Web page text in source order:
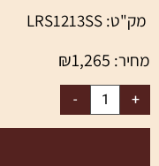
מק"ט: LRS1213SS
מחיר:
₪1,265